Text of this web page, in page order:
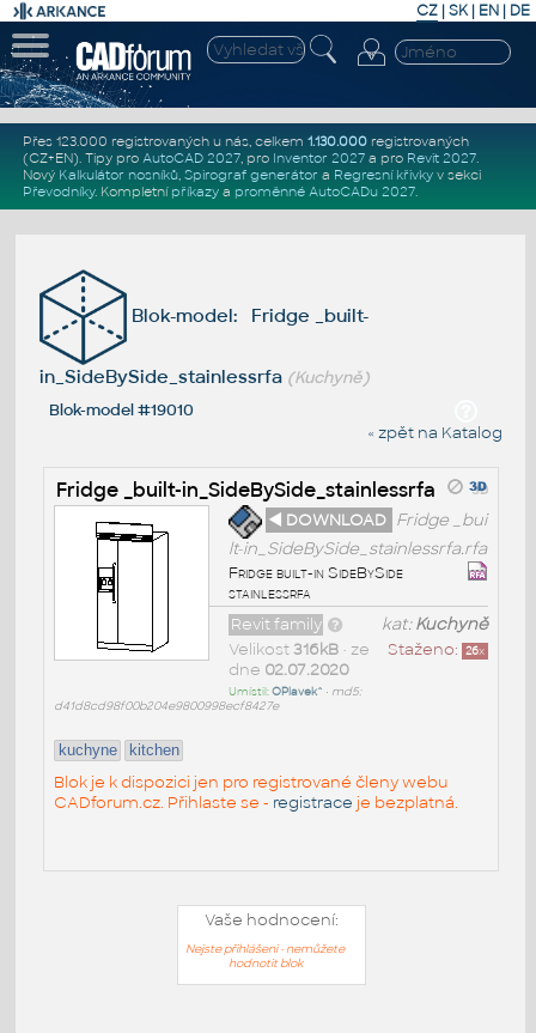
CZ | SK| EN | DE
Přes 123.000 registrovaných u nás, celkem 1.130.000registrovaných
(CZ+EN). Tipy pro AutoCAD 2027, pro Inventor 2027a pro Revit 2027.
Nový Kalkulátor nosníků, Spirograf generátor a Regresní křivkyv sekci
Převodníky. Kompletní příkazya proměnné AutoCADu 2027.
Blok-model: Fridge _built-
in_SideBySide_stainlessrfa (Kuchyně)
Blok-model #19010
« zpět na Katalog
Fridge _built-in_SideBySide_stainlessrfa
◄ DOWNLOAD Fridge _bui
lt-in_SideBySide_stainlessrfa.rfa
Fridge built-in SideBySide
stainlessrfa
kat:Kuchyně
Revit family
Staženo: 26x
Velikost316kB• ze
dne 02.07.2020
Umístil:OPlavek^ • md5:
d41d8cd98f00b204e9800998ecf8427e
kuchyne kitchen
Blok je k dispozici jen pro registrované členy webu
CADforum.cz. Přihlaste se - registrace je bezplatná.
Vaše hodnocení:
Nejste přihlášeni - nemůžete
hodnotit blok